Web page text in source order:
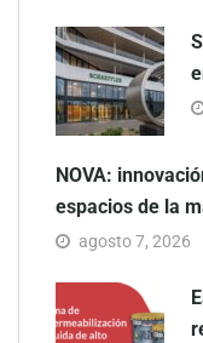
NOVA:
espacios de la
agosto 7, 2026